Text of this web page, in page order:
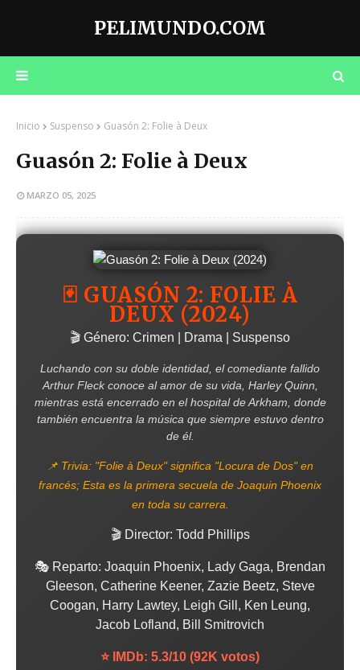
PELIMUNDO.COM
Inicio Suspenso Guasón 2: Folie à Deux
Guasón 2: Folie à Deux
MARZO 05, 2025
🃏 GUASÓN 2: FOLIE À
DEUX (2024)
🎬 Género: Crimen | Drama | Suspenso
Luchando con su doble identidad, el comediante fallido
Arthur Fleck conoce al amor de su vida, Harley Quinn,
mientras está encerrado en el hospital de Arkham, donde
también encuentra la música que siempre estuvo dentro
de él.
📌 Trivia: "Folie à Deux" significa "Locura de Dos" en
francés; Esta es la primera secuela de Joaquin Phoenix
en toda su carrera.
🎬 Director: Todd Phillips
🎭 Reparto: Joaquin Phoenix, Lady Gaga, Brendan
Gleeson, Catherine Keener, Zazie Beetz, Steve
Coogan, Harry Lawtey, Leigh Gill, Ken Leung,
Jacob Lofland, Bill Smitrovich
⭐ IMDb: 5.3/10 (92K votos)